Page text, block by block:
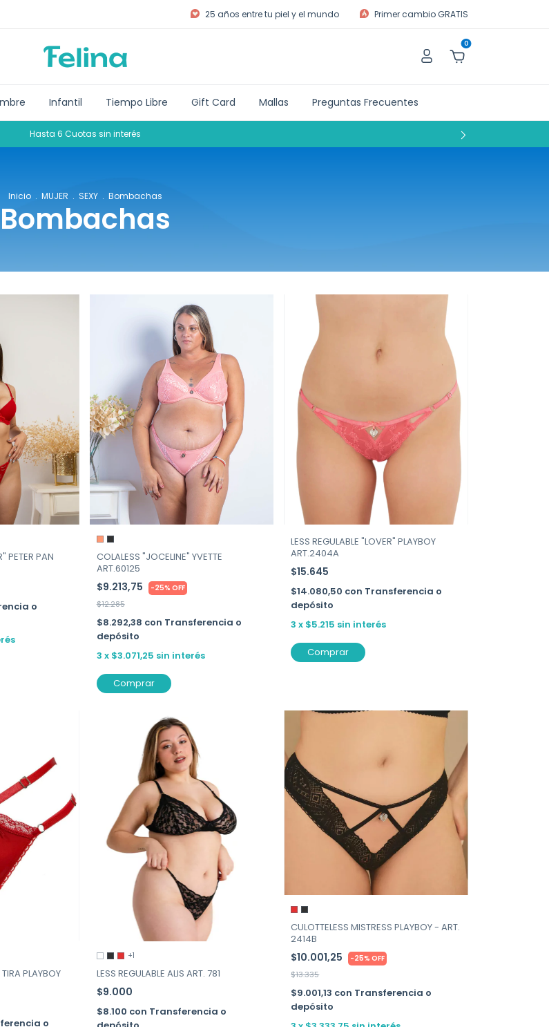
25 años entre tu piel y el mundo Primer cambio GRATIS
0
Infantil Tiempo Libre Gift Card Mallas Preguntas Frecuentes
Hasta 6 Cuotas sin interés
Inicio . MUJER . SEXY . Bombachas
Bombachas
PETER PAN
o
COLALESS "JOCELINE" YVETTE
ART.60125
$9.213,75 -25% OFF
$12.285
$8.292,38 con Transferencia o
depósito
3 x $3.071,25 sin interés
Comprar
LESS REGULABLE "LOVER" PLAYBOY
ART.2404A
$15.645
$14.080,50 con Transferencia o
depósito
3 x $5.215 sin interés
Comprar
TIRA PLAYBOY
o
+1
LESS REGULABLE ALIS ART. 781
$9.000
$8.100 con Transferencia o
CULOTTELESS MISTRESS PLAYBOY - ART.
2414B
$10.001,25 -25%OFF
$13.335
$9.001,13 con Transferencia o
depósito